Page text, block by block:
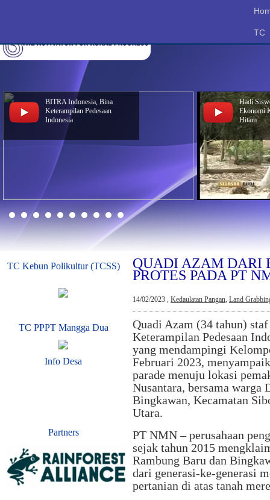
TC
BITRA Indonesia, Bina
Keterampilan Pedesaan
Indonesia
Hadi
Ekonomi
Hitam
TC Kebun Polikultur (TCSS)
TC PPPT Mangga Dua
Info Desa
Partners
QUADI AZAM DARI
PROTES PADA PT
14/02/2023 , Kedaulatan Pangan Land
Quadi Azam (34 tahun)
Keterampilan Pedesaan
yang mendampingi
Februari 2023,
parade menuju lokasi
Nusantara, bersama warga
Bingkawan, Kecamatan
Utara.
PT NMN – perusahaan
sejak tahun 2015
Rambung Baru dan
dari generasi-ke-generasi
pertanian di atas tanah